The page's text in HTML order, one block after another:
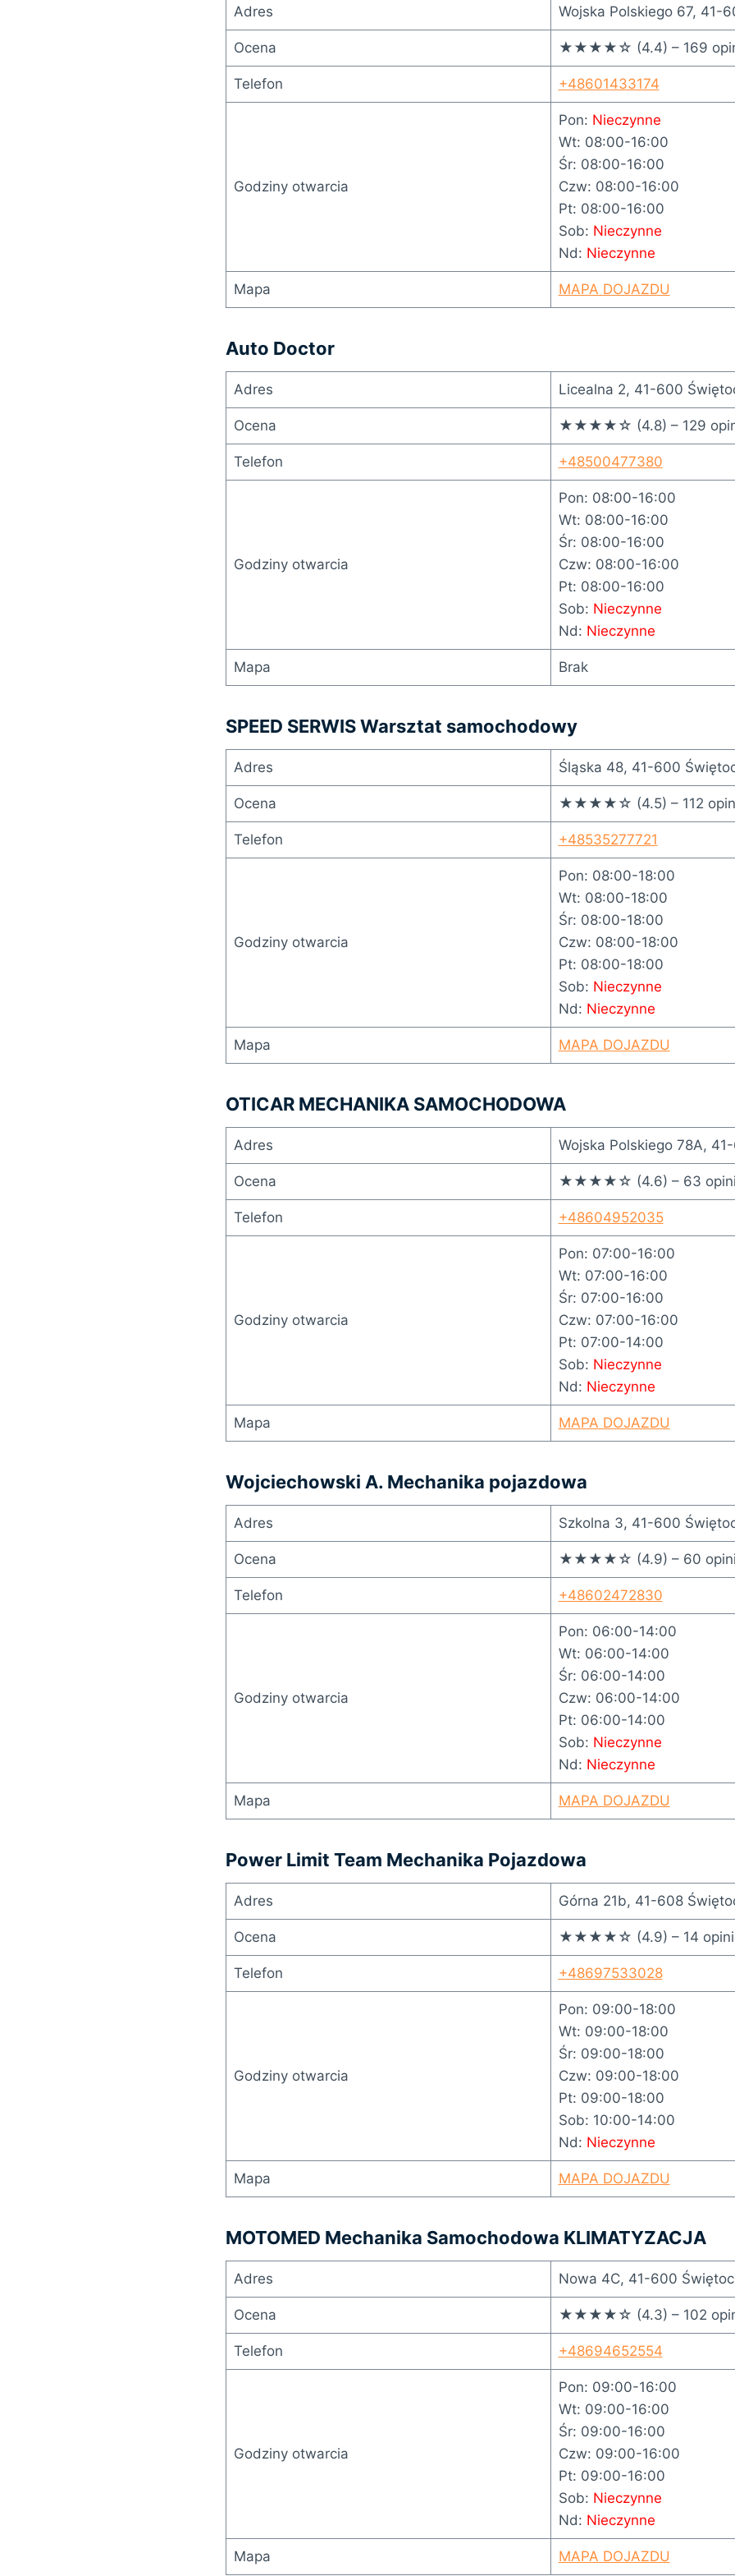
Adres Wojska Polskiego 67, 41-
Ocena ★★★★☆ (4.4) – 169
Telefon +48601433174
Godziny otwarcia
Pon: Nieczynne
Wt: 08:00-16:00
Śr: 08:00-16:00
Czw: 08:00-16:00
Pt: 08:00-16:00
Sob: Nieczynne
Nd: Nieczynne
Mapa MAPA DOJAZDU
Auto Doctor
Adres Licealna 2, 41-600
Ocena ★★★★☆ (4.8) – 129
Telefon +48500477380
Godziny otwarcia
Pon: 08:00-16:00
Wt: 08:00-16:00
Śr: 08:00-16:00
Czw: 08:00-16:00
Pt: 08:00-16:00
Sob: Nieczynne
Nd: Nieczynne
Mapa Brak
SPEED SERWIS Warsztat samochodowy
Adres Śląska 48, 41-600
Ocena ★★★★☆ (4.5) – 112
Telefon +48535277721
Godziny otwarcia
Pon: 08:00-18:00
Wt: 08:00-18:00
Śr: 08:00-18:00
Czw: 08:00-18:00
Pt: 08:00-18:00
Sob: Nieczynne
Nd: Nieczynne
Mapa MAPA DOJAZDU
OTICAR MECHANIKA SAMOCHODOWA
Adres Wojska Polskiego 78A,
Ocena ★★★★☆ (4.6) – 63
Telefon +48604952035
Godziny otwarcia
Pon: 07:00-16:00
Wt: 07:00-16:00
Śr: 07:00-16:00
Czw: 07:00-16:00
Pt: 07:00-14:00
Sob: Nieczynne
Nd: Nieczynne
Mapa MAPA DOJAZDU
Wojciechowski A. Mechanika pojazdowa
Adres Szkolna 3, 41-600
Ocena ★★★★☆ (4.9) – 60
Telefon +48602472830
Godziny otwarcia
Pon: 06:00-14:00
Wt: 06:00-14:00
Śr: 06:00-14:00
Czw: 06:00-14:00
Pt: 06:00-14:00
Sob: Nieczynne
Nd: Nieczynne
Mapa MAPA DOJAZDU
Power Limit Team Mechanika Pojazdowa
Adres Górna 21b, 41-608
Ocena ★★★★☆ (4.9) – 14
Telefon +48697533028
Godziny otwarcia
Pon: 09:00-18:00
Wt: 09:00-18:00
Śr: 09:00-18:00
Czw: 09:00-18:00
Pt: 09:00-18:00
Sob: 10:00-14:00
Nd: Nieczynne
Mapa MAPA DOJAZDU
MOTOMED Mechanika Samochodowa KLIMATYZACJA
Adres Nowa 4C, 41-600
Ocena ★★★★☆ (4.3) – 102
Telefon +48694652554
Godziny otwarcia
Pon: 09:00-16:00
Wt: 09:00-16:00
Śr: 09:00-16:00
Czw: 09:00-16:00
Pt: 09:00-16:00
Sob: Nieczynne
Nd: Nieczynne
Mapa MAPA DOJAZDU